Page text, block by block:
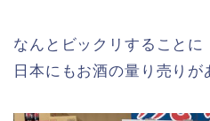
なんとビックリすることに
日本にもお酒の量り売りが